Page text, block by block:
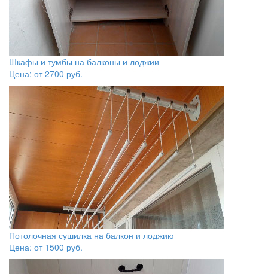
Шкафы и тумбы на балконы и лоджии
Цена: от2700 руб.
Потолочная сушилка на балкон и лоджию
Цена: от 1500 руб.